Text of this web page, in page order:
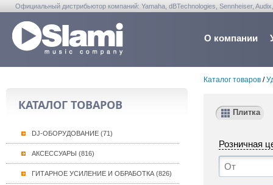
Официальный дистрибьютор компаний: Yamaha, dBTechnologies, Sennheiser,
О компании
КАТАЛОГ ТОВАРОВ
DJ-ОБОРУДОВАНИЕ (71)
АКСЕССУАРЫ (816)
ГИТАРНОЕ УСИЛЕНИЕ И ОБРАБОТКА (826)
Каталог товаров/
Плитка
Розничная